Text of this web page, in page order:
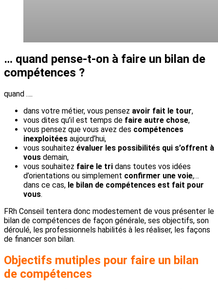
… quand pense-t-on à faire un bilan de
compétences ?
quand ….
dans votre métier, vous pensez avoir fait le tour,
vous dites qu’il est temps de faire autre chose,
vous pensez que vous avez des compétences
inexploitées aujourd’hui,
vous souhaitez évaluer les possibilités qui s’offrent à
vous demain,
vous souhaitez faire le tri dans toutes vos idées
d’orientations ou simplement confirmer une voie,…
dans ce cas, le bilan de compétences est fait pour
vous.
FRh Conseil tentera donc modestement de vous présenter le
bilan de compétences de façon générale, ses objectifs, son
déroulé, les professionnels habilités à les réaliser, les façons
de financer son bilan.
Objectifs mutiples pour faire un bilan
de compétences